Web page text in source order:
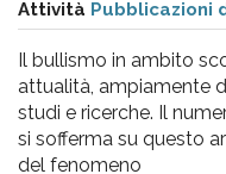
pr
Attività Pubblicazioni
Il bullismo in ambito
attualità, ampiamente
studi e ricerche. Il
si sofferma su questo
del fenomeno